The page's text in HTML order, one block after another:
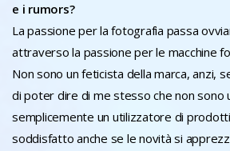
e i rumors?
La passione per la fotografia passa
attraverso la passione per le macchine
Non sono un feticista della marca, anzi,
di poter dire di me stesso che non sono
semplicemente un utilizzatore di
soddisfatto anche se le novità si